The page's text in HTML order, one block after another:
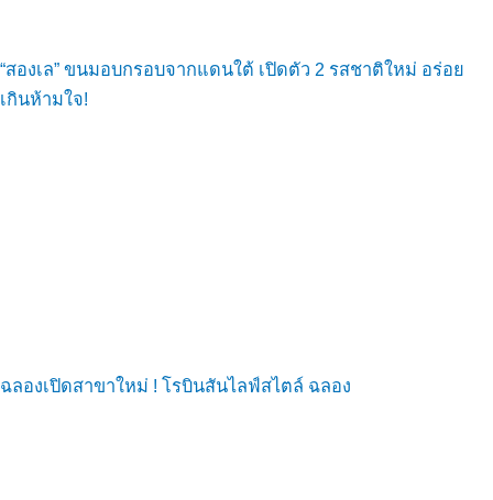
“สองเล” ขนมอบกรอบจากแดนใต้ เปิดตัว 2 รสชาติใหม่ อร่อย
เกินห้ามใจ!
ฉลองเปิดสาขาใหม่ ! โรบินสันไลฟ์สไตล์ ฉลอง